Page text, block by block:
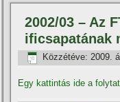
2002/03 – Az
ificsapatának
Közzétéve: 2009.
Egy kattintás ide a